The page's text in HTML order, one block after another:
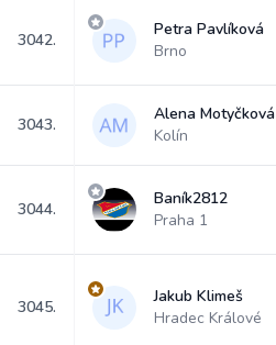
3042.
Petra Pavlíková
Brno
3043.
Alena Motyčková
Kolín
3044.
Baník2812
Praha 1
3045.
Jakub Klimeš
Hradec Králové